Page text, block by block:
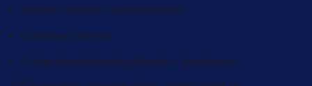
Houten vloeren / parketvloeren
Laminaat vloeren
Onderhoudsbenodigdheden / producten